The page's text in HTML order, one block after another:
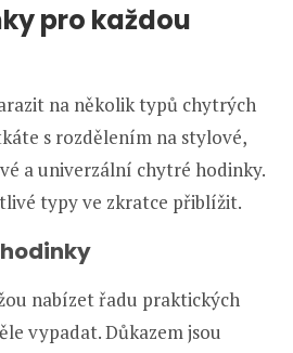
pro každou
na několik typů chytrých
s rozdělením na stylové,
a univerzální chytré hodinky.
typy ve zkratce přiblížit.
nabízet řadu praktických
vypadat. Důkazem jsou